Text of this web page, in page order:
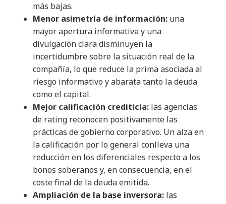
más bajas.
Menor asimetría de información: una
mayor apertura informativa y una
divulgación clara disminuyen la
incertidumbre sobre la situación real de la
compañía, lo que reduce la prima asociada al
riesgo informativo y abarata tanto la deuda
como el capital.
Mejor calificación crediticia: las agencias
de rating reconocen positivamente las
prácticas de gobierno corporativo. Un alza en
la calificación por lo general conlleva una
reducción en los diferenciales respecto a los
bonos soberanos y, en consecuencia, en el
coste final de la deuda emitida.
Ampliación de la base inversora: las